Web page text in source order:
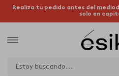
Realiza tu pedido antes del
solo en